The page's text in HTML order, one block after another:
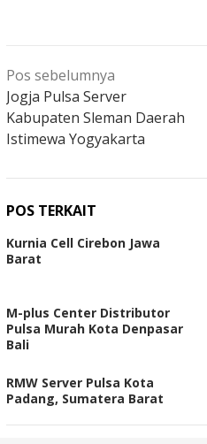
Navigasi
pos
Pos sebelumnya
Jogja Pulsa Server
Kabupaten Sleman Daerah
Istimewa Yogyakarta
POS TERKAIT
Kurnia Cell Cirebon Jawa
Barat
M-plus Center Distributor
Pulsa Murah Kota Denpasar
Bali
RMW Server Pulsa Kota
Padang, Sumatera Barat